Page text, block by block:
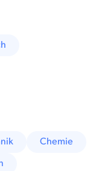
Chemie